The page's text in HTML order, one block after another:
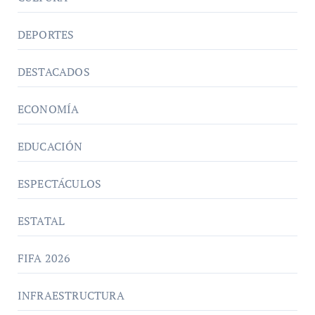
DEPORTES
DESTACADOS
ECONOMÍA
EDUCACIÓN
ESPECTÁCULOS
ESTATAL
FIFA 2026
INFRAESTRUCTURA